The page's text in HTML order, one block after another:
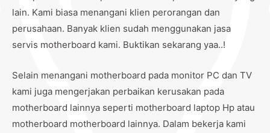
lain. Kami biasa menangani klien perorangan dan
perusahaan. Banyak klien sudah menggunakan jasa
servis motherboard kami. Buktikan sekarang yaa..!
Selain menangani motherboard pada monitor PC dan TV
kami juga mengerjakan perbaikan kerusakan pada
motherboard lainnya seperti motherboard laptop Hp atau
motherboard motherboard lainnya. Dalam bekerja kami